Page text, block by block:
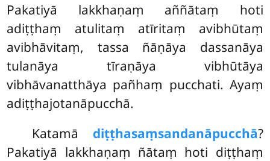
Pakatiyā lakkhaṇaṃ aññātaṃ hoti
adiṭṭhaṃ atulitaṃ atīritaṃ avibhūtaṃ
avibhāvitaṃ, tassa ñāṇāya dassanāya
tulanāya tīraṇāya vibhūtāya
vibhāvanatthāya pañhaṃ pucchati. Ayaṃ
adiṭṭhajotanāpucchā.
Katamā diṭṭhasaṃsandanāpucchā?
Pakatiyā lakkhaṇaṃ ñātaṃ hoti diṭṭhaṃ